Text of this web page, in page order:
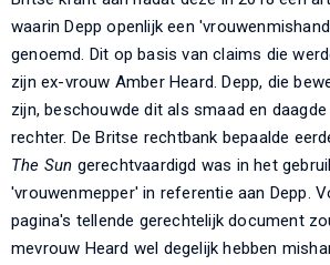
waarin Depp openlijk een
genoemd. Dit op basis van claims die
zijn ex-vrouw Amber Heard. Depp, die
zijn, beschouwde dit als smaad en
rechter. De Britse rechtbank bepaalde
The Sun gerechtvaardigd was in het
'vrouwenmepper' in referentie aan Depp.
pagina's tellende gerechtelijk document
mevrouw Heard wel degelijk hebben